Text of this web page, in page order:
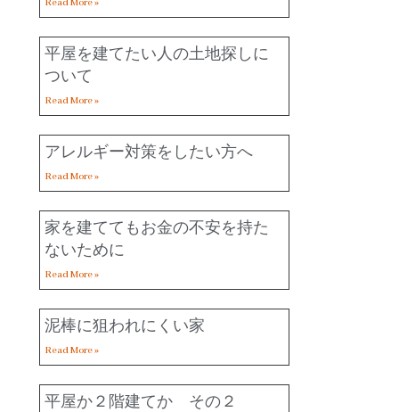
Read More »
平屋を建てたい人の土地探しに
ついて
Read More »
アレルギー対策をしたい方へ
Read More »
家を建ててもお金の不安を持た
ないために
Read More »
泥棒に狙われにくい家
Read More »
平屋か２階建てか その２